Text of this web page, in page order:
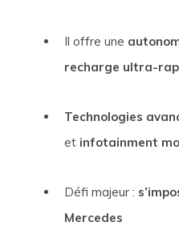
Il offre une
recharge ultra-
Technologies
et infotainment
Défi majeur :
Mercedes